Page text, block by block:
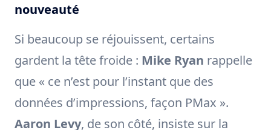
nouveauté
Si beaucoup se réjouissent, certains
gardent la tête froide : Mike Ryan rappelle
que « ce n’est pour l’instant que des
données d’impressions, façon PMax ».
Aaron Levy, de son côté, insiste sur la